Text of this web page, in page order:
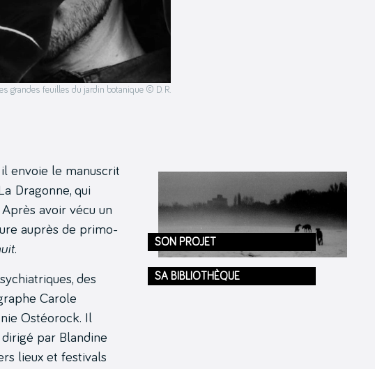
grandes feuilles du jardin botanique © D. R.
envoie le manuscrit
Dragonne, qui
avoir vécu un
auprès de primo-
.
des
Carole
Ostéorock. Il
par Blandine
lieux et festivals
SON PROJET
SA BIBLIOTHÈQUE